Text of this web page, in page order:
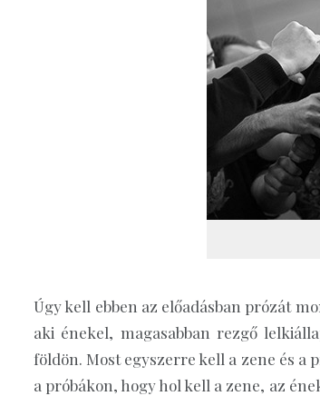
Úgy kell ebben az előadásban prózát
aki énekel, magasabban rezgő
földön. Most egyszerre kell a zene és a
a próbákon, hogy hol kell a zene, az